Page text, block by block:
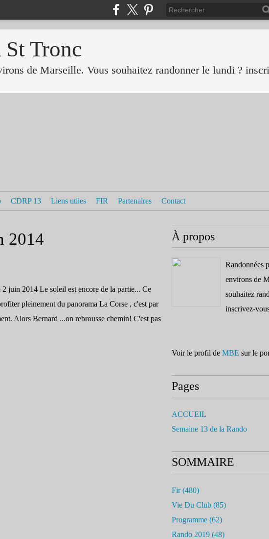
Tronc
de Marseille. Vous souhaitez randonner le lundi ?
CDRP 13 Liens utiles FIR Partenaires Contact
2014
juin 2014 Le soleil est encore de la partie... Ce
pleinement du panorama La Corse , c'est par
Alors Bernard ...on rebrousse chemin! C'est pas
À propos
Randonnées
environs de
souhaitez
inscrivez-
Voir le profil de MBE sur le
Pages
ACCUEIL
Semaine 13 de la Rando
SOMMAIRE
Fir(480)
Vie Du Club (85)
Programme (62)
Rando 2019 (48)